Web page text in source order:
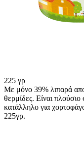
225 γρ
Με μόνο 39% λιπαρά
θερμίδες. Είναι
κατάλληλο για
225γρ.